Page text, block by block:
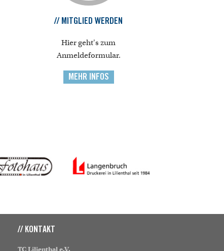
// MITGLIED WERDEN
Hier geht's zum
Anmeldeformular.
MEHR INFOS
// KONTAKT